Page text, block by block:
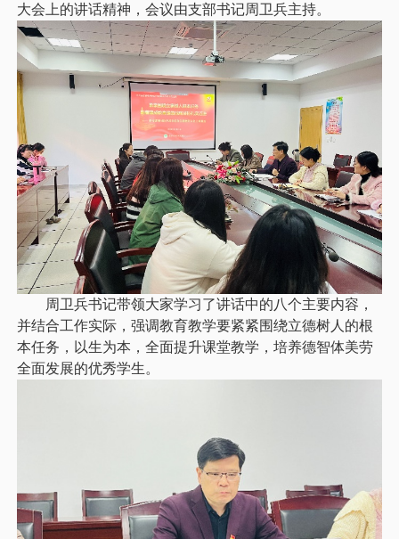
大会上的讲话精神，会议由支部书记周卫兵主持。
周卫兵书记带领大家学习了讲话中的八个主要内容，
并结合工作实际，强调教育教学要紧紧围绕立德树人的根
本任务，以生为本，全面提升课堂教学，培养德智体美劳
全面发展的优秀学生。